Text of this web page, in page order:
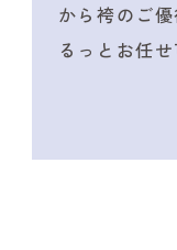
から袴のご
るっとお任